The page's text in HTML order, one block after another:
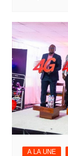
A LA UNE